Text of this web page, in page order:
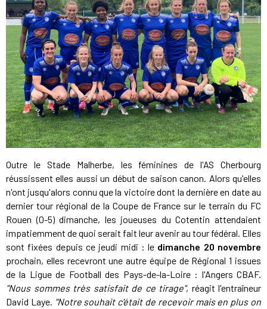
Outre le Stade Malherbe, les féminines de l'AS Cherbourg
réussissent elles aussi un début de saison canon. Alors qu'elles
n'ont jusqu'alors connu que la victoire dont la dernière en date au
dernier tour régional de la Coupe de France sur le terrain du FC
Rouen (0-5) dimanche, les joueuses du Cotentin attendaient
impatiemment de quoi serait fait leur avenir au tour fédéral. Elles
sont fixées depuis ce jeudi midi : le dimanche 20 novembre
prochain, elles recevront une autre équipe de Régional 1 issues
de la Ligue de Football des Pays-de-la-Loire : l'Angers CBAF.
"Nous sommes très satisfait de ce tirage", réagit l'entraîneur
David Laye. "Notre souhait c'était de recevoir mais en plus on